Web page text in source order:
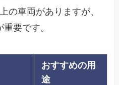
の車両がありますが、
要です。
おすすめの用
途